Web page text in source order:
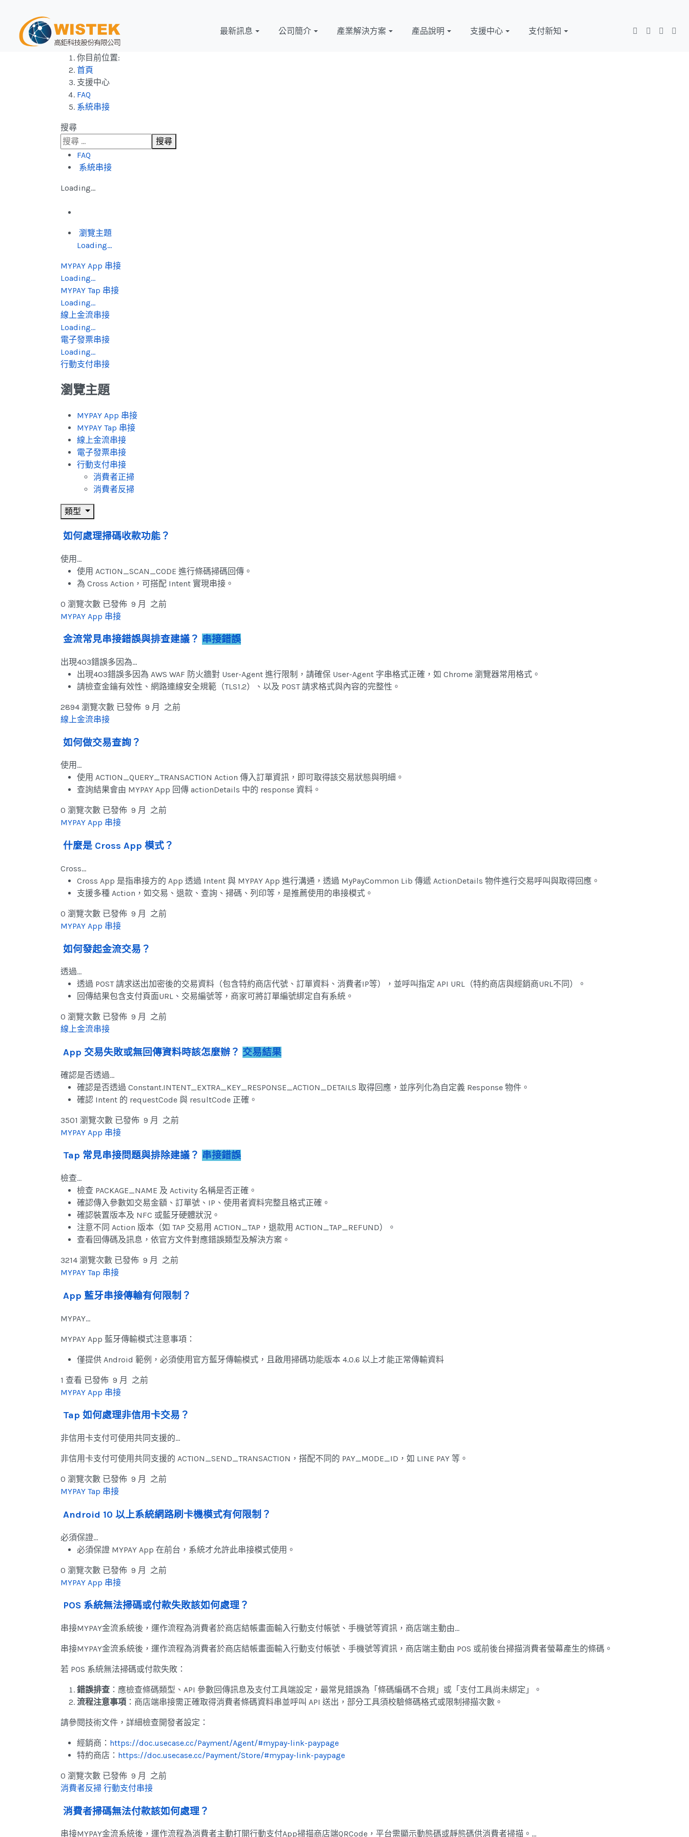
最新訊息 公司簡介 產業解決方案 產品說明 支援中心 支付新知
你目前位置:
首頁
支援中心
FAQ
系統串接
搜尋
搜尋
FAQ
系統串接
Loading...
瀏覽主題
Loading...
MYPAY App 串接
Loading...
MYPAY Tap 串接
Loading...
線上金流串接
Loading...
電子發票串接
Loading...
行動支付串接
瀏覽主題
MYPAY App 串接
MYPAY Tap 串接
線上金流串接
電子發票串接
行動支付串接
消費者正掃
消費者反掃
類型
如何處理掃碼收款功能？
使用…
使用 ACTION_SCAN_CODE 進行條碼掃碼回傳。
為 Cross Action，可搭配 Intent 實現串接。
0 瀏覽次數 已發佈 9 月 之前
MYPAY App 串接
金流常見串接錯誤與排查建議？ 串接錯誤
出現403錯誤多因為…
出現403錯誤多因為 AWS WAF 防火牆對 User-Agent 進行限制，請確保 User-Agent 字串格式正確，如 Chrome 瀏覽器常用格式。
請檢查金鑰有效性、網路連線安全規範（TLS1.2）、以及 POST 請求格式與內容的完整性。
2894 瀏覽次數 已發佈 9 月 之前
線上金流串接
如何做交易查詢？
使用…
使用 ACTION_QUERY_TRANSACTION Action 傳入訂單資訊，即可取得該交易狀態與明細。
查詢結果會由 MYPAY App 回傳 actionDetails 中的 response 資料。
0 瀏覽次數 已發佈 9 月 之前
MYPAY App 串接
什麼是 Cross App 模式？
Cross…
Cross App 是指串接方的 App 透過 Intent 與 MYPAY App 進行溝通，透過 MyPayCommon Lib 傳遞 ActionDetails 物件進行交易呼叫與取得回應。
支援多種 Action，如交易、退款、查詢、掃碼、列印等，是推薦使用的串接模式。
0 瀏覽次數 已發佈 9 月 之前
MYPAY App 串接
如何發起金流交易？
透過…
透過 POST 請求送出加密後的交易資料（包含特約商店代號、訂單資料、消費者IP等），並呼叫指定 API URL（特約商店與經銷商URL不同）。
回傳結果包含支付頁面URL、交易編號等，商家可將訂單編號綁定自有系統。
0 瀏覽次數 已發佈 9 月 之前
線上金流串接
App 交易失敗或無回傳資料時該怎麼辦？ 交易結果
確認是否透過…
確認是否透過 Constant.INTENT_EXTRA_KEY_RESPONSE_ACTION_DETAILS 取得回應，並序列化為自定義 Response 物件。
確認 Intent 的 requestCode 與 resultCode 正確。
3501 瀏覽次數 已發佈 9 月 之前
MYPAY App 串接
Tap 常見串接問題與排除建議？ 串接錯誤
檢查…
檢查 PACKAGE_NAME 及 Activity 名稱是否正確。
確認傳入參數如交易金額、訂單號、IP、使用者資料完整且格式正確。
確認裝置版本及 NFC 或藍牙硬體狀況。
注意不同 Action 版本（如 TAP 交易用 ACTION_TAP，退款用 ACTION_TAP_REFUND）。
查看回傳碼及訊息，依官方文件對應錯誤類型及解決方案。
3214 瀏覽次數 已發佈 9 月 之前
MYPAY Tap 串接
App 藍牙串接傳輸有何限制？
MYPAY…
MYPAY App 藍牙傳輸模式注意事項：
僅提供 Android 範例，必須使用官方藍牙傳輸模式，且啟用掃碼功能版本 4.0.6 以上才能正常傳輸資料
1 查看 已發佈 9 月 之前
MYPAY App 串接
Tap 如何處理非信用卡交易？
非信用卡支付可使用共同支援的…
非信用卡支付可使用共同支援的 ACTION_SEND_TRANSACTION，搭配不同的 PAY_MODE_ID，如 LINE PAY 等。
0 瀏覽次數 已發佈 9 月 之前
MYPAY Tap 串接
Android 10 以上系統網路刷卡機模式有何限制？
必須保證…
必須保證 MYPAY App 在前台，系統才允許此串接模式使用。
0 瀏覽次數 已發佈 9 月 之前
MYPAY App 串接
POS 系統無法掃碼或付款失敗該如何處理？
串接MYPAY金流系統後，運作流程為消費者於商店結帳畫面輸入行動支付帳號、手機號等資訊，商店端主動由…
串接MYPAY金流系統後，運作流程為消費者於商店結帳畫面輸入行動支付帳號、手機號等資訊，商店端主動由 POS 或前後台掃描消費者螢幕產生的條碼。
若 POS 系統無法掃碼或付款失敗：
錯誤排查 ：應檢查條碼類型、API 參數回傳訊息及支付工具端設定，最常見錯誤為「條碼編碼不合規」或「支付工具尚未綁定」。
流程注意事項 ：商店端串接需正確取得消費者條碼資料串並呼叫 API 送出，部分工具須校驗條碼格式或限制掃描次數。
請參閱技術文件，詳細檢查開發者設定：
經銷商： https://doc.usecase.cc/Payment/Agent/#mypay-link-paypage
特約商店： https://doc.usecase.cc/Payment/Store/#mypay-link-paypage
0 瀏覽次數 已發佈 9 月 之前
消費者反掃 行動支付串接
消費者掃碼無法付款該如何處理？
串接MYPAY金流系統後，運作流程為消費者主動打開行動支付App掃描商店端QRCode，平台需顯示動態碼或靜態碼供消費者掃描。…